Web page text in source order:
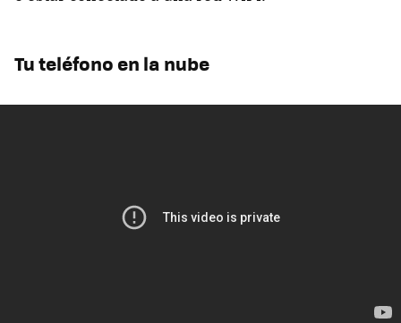
Tu teléfono en la nube